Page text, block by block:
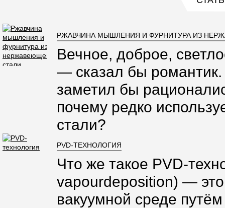
РЖАВЧИНА МЫШЛЕНИЯ И ФУРНИТУРА ИЗ
Вечное, доброе,
— сказал бы
заметил бы
почему редко
стали?
PVD-ТЕХНОЛОГИЯ
Что же такое PVD-
vapourdeposition) —
вакуумной среде